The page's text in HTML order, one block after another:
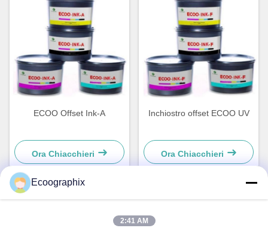
ECOO Offset Ink-A
Ora Chiacchieri
Inchiostro offset ECOO UV
Ora Chiacchieri
Ecoographix
2:41 AM